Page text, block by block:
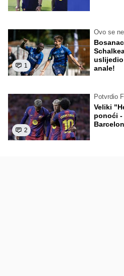
1
Ovo se
anale!
2
Potvrdio
Veliki
ponoći